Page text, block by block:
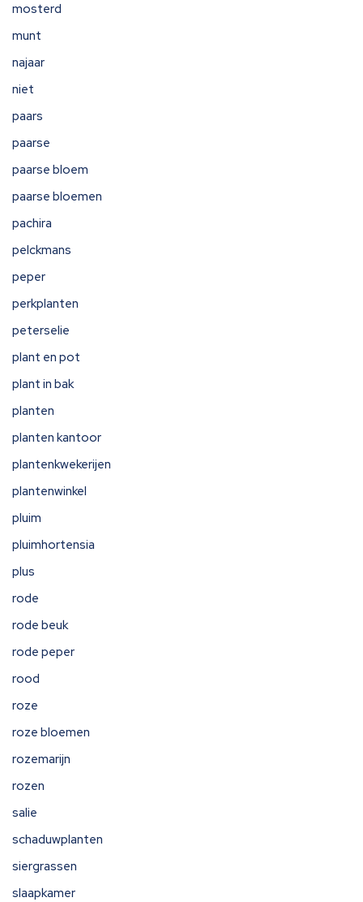
mosterd
munt
najaar
niet
paars
paarse
paarse bloem
paarse bloemen
pachira
pelckmans
peper
perkplanten
peterselie
plant en pot
plant in bak
planten
planten kantoor
plantenkwekerijen
plantenwinkel
pluim
pluimhortensia
plus
rode
rode beuk
rode peper
rood
roze
roze bloemen
rozemarijn
rozen
salie
schaduwplanten
siergrassen
slaapkamer